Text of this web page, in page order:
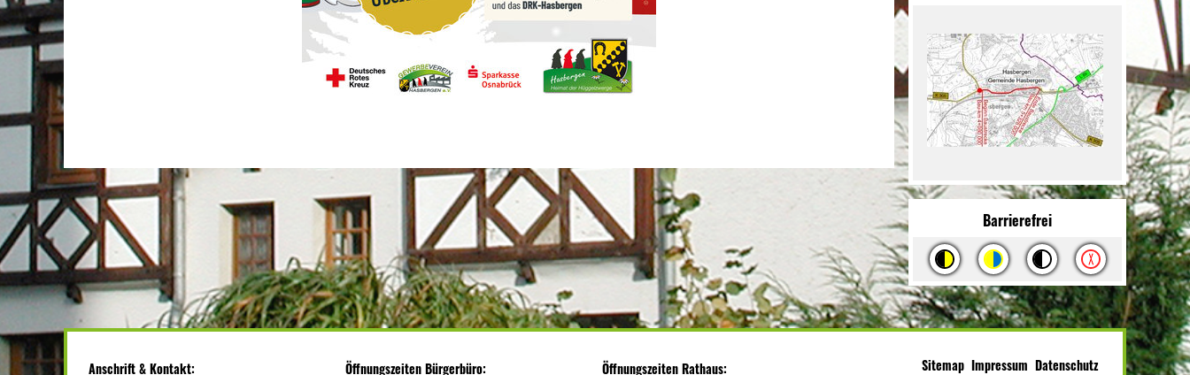
Barrierefrei
Anschrift & Kontakt: Öffnungszeiten Bürgerbüro: Öffnungszeiten Rathaus: Sitemap Impressum Datenschutz